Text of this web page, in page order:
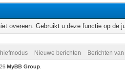
overeen. Gebruikt u deze functie op de
Nieuwe berichten Berichten
MyBB Group